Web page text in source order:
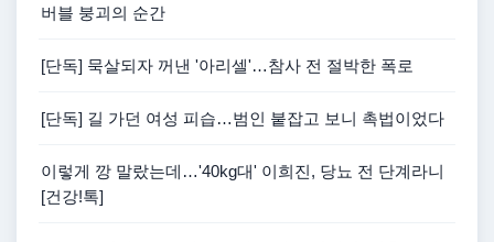
버블 붕괴의 순간
[단독] 묵살되자 꺼낸 '아리셀'…참사 전 절박한 폭로
[단독] 길 가던 여성 피습…범인 붙잡고 보니 촉법이었다
이렇게 깡 말랐는데…'40kg대' 이희진, 당뇨 전 단계라니
[건강!톡]